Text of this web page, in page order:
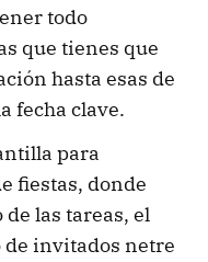
todo
que tienes que
hasta esas de
fecha clave.
para
fiestas, donde
las tareas, el
de invitados netre